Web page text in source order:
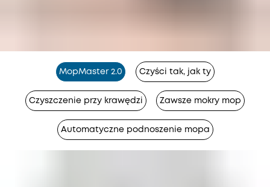
MopMaster 2.0 Czyści tak, jak ty
Czyszczenie przy krawędzi Zawsze mokry mop
Automatyczne podnoszenie mopa